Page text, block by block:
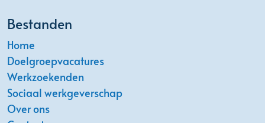
Bestanden
Home
Doelgroepvacatures
Werkzoekenden
Sociaal werkgeverschap
Over ons